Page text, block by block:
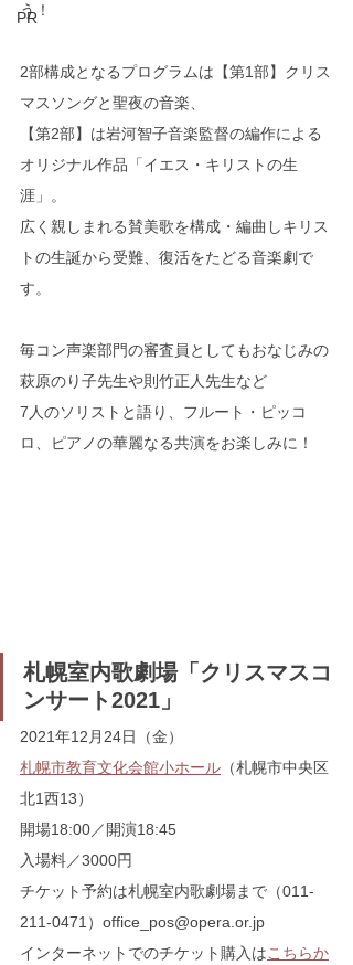
PR
う！
2部構成となるプログラムは【第1部】クリス
マスソングと聖夜の音楽、
【第2部】は岩河智子音楽監督の編作による
オリジナル作品「イエス・キリストの生
涯」。
広く親しまれる賛美歌を構成・編曲しキリス
トの生誕から受難、復活をたどる音楽劇で
す。
毎コン声楽部門の審査員としてもおなじみの
萩原のり子先生や則竹正人先生など
7人のソリストと語り、フルート・ピッコ
ロ、ピアノの華麗なる共演をお楽しみに！
札幌室内歌劇場「クリスマスコ
ンサート2021」
2021年12月24日（金）
札幌市教育文化会館小ホール （札幌市中央区
北1西13）
開場18:00／開演18:45
入場料／3000円
チケット予約は札幌室内歌劇場まで（011-
211-0471）office_pos@opera.or.jp
インターネットでのチケット購入はこちらか